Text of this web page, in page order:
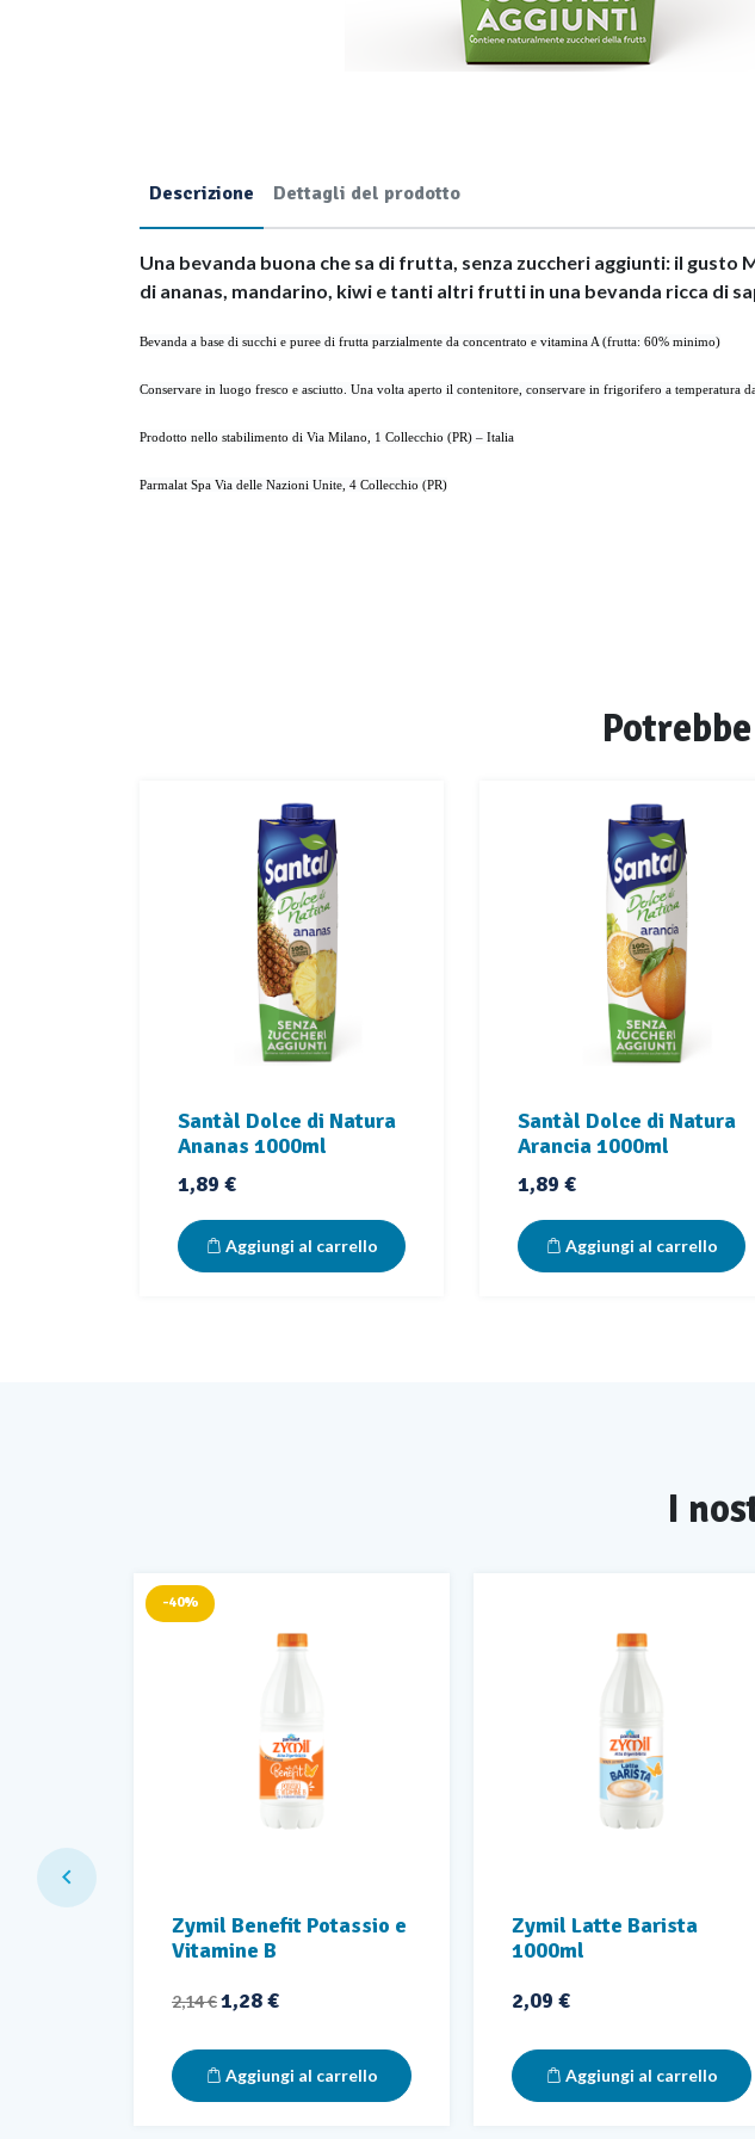
Descrizione Dettagli del prodotto
Una bevanda buona che sa di frutta, senza zuccheri aggiunti: il gusto
di ananas, mandarino, kiwi e tanti altri frutti in una bevanda ricca di
Bevanda a base di succhi e puree di frutta parzialmente da concentrato e vitamina A (frutta: 60% minimo)
Conservare in luogo fresco e asciutto. Una volta aperto il contenitore, conservare in frigorifero a temperatura
Prodotto nello stabilimento di Via Milano, 1 Collecchio (PR) – Italia
Parmalat Spa Via delle Nazioni Unite, 4 Collecchio (PR)
Santàl Dolce di Natura
Ananas 1000ml
Prezzo
1,89 €
Aggiungi al carrello
Santàl Dolce di Natura
Arancia 1000ml
Prezzo
1,89 €
Aggiungi al carrello
I

Zymil Benefit Potassio e
Vitamine B
Prezzo base
2,14 €Prezzo
1,28 €
Aggiungi al carrello
-40%
Zymil Latte Barista
1000ml
Prezzo
2,09 €
Aggiungi al carrello